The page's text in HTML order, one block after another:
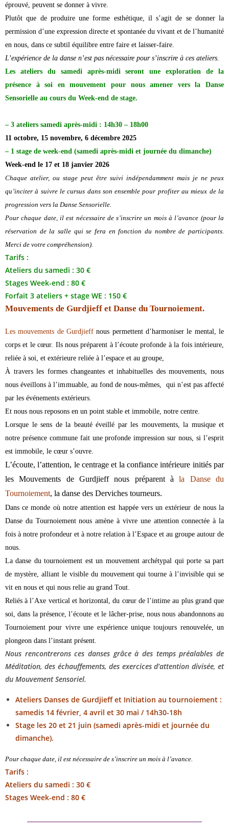
éprouvé, peuvent se donner à vivre.
Plutôt que de produire une forme esthétique, il s’agit de se donner la
permission d’une expression directe et spontanée du vivant et de l’humanité
en nous, dans ce subtil équilibre entre faire et laisser-faire.
L’expérience de la danse n’est pas nécessaire pour s’inscrire à ces ateliers.
Les ateliers du samedi après-midi seront une exploration de la
présence à soi en mouvement pour nous amener vers la Danse
Sensorielle au cours du Week-end de stage.
– 3 ateliers samedi après-midi : 14h30 – 18h00
11 octobre, 15 novembre, 6 décembre 2025
– 1 stage de week-end (samedi après-midi et journée du dimanche)
Week-end le 17 et 18 janvier 2026
Chaque atelier, ou stage peut être suivi indépendamment mais je ne peux
qu’inciter à suivre le cursus dans son ensemble pour profiter au mieux de la
progression vers la Danse Sensorielle.
Pour chaque date, il est nécessaire de s’inscrire un mois à l’avance (pour la
réservation de la salle qui se fera en fonction du nombre de participants.
Merci de votre compréhension).
Tarifs :
Ateliers du samedi : 30 €
Stages Week-end : 80 €
Forfait 3 ateliers + stage WE : 150 €
Mouvements de Gurdjieff et Danse du Tournoiement.
Les mouvements de Gurdjieffnous permettent d’harmoniser le mental, le
corps et le cœur. Ils nous préparent à l’écoute profonde à la fois intérieure,
reliée à soi, et extérieure reliée à l’espace et au groupe,
À travers les formes changeantes et inhabituelles des mouvements, nous
nous éveillons à l’immuable, au fond de nous-mêmes, qui n’est pas affecté
par les événements extérieurs.
Et nous nous reposons en un point stable et immobile, notre centre.
Lorsque le sens de la beauté éveillé par les mouvements, la musique et
notre présence commune fait une profonde impression sur nous, si l’esprit
est immobile, le cœur s’ouvre.
L’écoute, l’attention, le centrage et la confiance intérieure initiés par
les Mouvements de Gurdjieff nous préparent àla Danse du
Tournoiement, la danse des Derviches tourneurs.
Dans ce monde où notre attention est happée vers un extérieur de nous la
Danse du Tournoiement nous amène à vivre une attention connectée à la
fois à notre profondeur et à notre relation à l’Espace et au groupe autour de
nous.
La danse du tournoiement est un mouvement archétypal qui porte sa part
de mystère, alliant le visible du mouvement qui tourne à l’invisible qui se
vit en nous et qui nous relie au grand Tout.
Reliés à l’Axe vertical et horizontal, du cœur de l’intime au plus grand que
soi, dans la présence, l’écoute et le lâcher-prise, nous nous abandonnons au
Tournoiement pour vivre une expérience unique toujours renouvelée, un
plongeon dans l’instant présent.
Nous rencontrerons ces danses grâce à des temps préalables de
Méditation, des échauffements, des exercices d’attention divisée, et
du Mouvement Sensoriel.
Ateliers Danses de Gurdjieff et Initiation au tournoiement :
samedis 14 février, 4 avril et 30 mai / 14h30-18h
Stage les 20 et 21 juin (samedi après-midi et journée du
dimanche).
Pour chaque date, il est nécessaire de s’inscrire un mois à l’avance.
Tarifs :
Ateliers du samedi : 30 €
Stages Week-end : 80 €